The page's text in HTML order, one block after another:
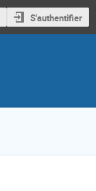
S'authentifier